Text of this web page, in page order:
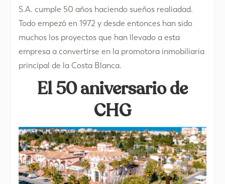
S.A. cumple 50 años haciendo sueños realiadad.
Todo empezó en 1972 y desde entonces han sido
muchos los proyectos que han llevado a esta
empresa a convertirse en la promotora inmobiliaria
principal de la Costa Blanca.
El 50 aniversario de
CHG